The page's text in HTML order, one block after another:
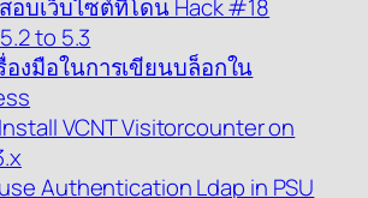
อบเว็บไซต์ที่โดน Hack #18
to 5.3
องมือในการเขียนบล็อกใน
VCNT Visitorcounter on
Authentication Ldap in PSU